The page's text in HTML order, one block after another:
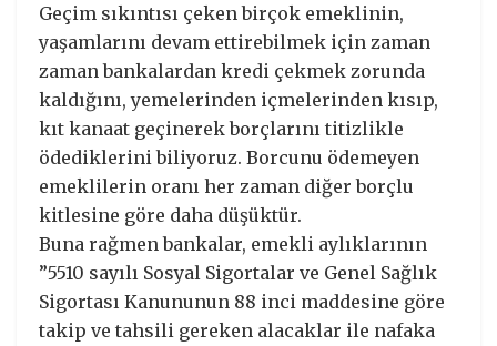
Geçim sıkıntısı çeken birçok emeklinin,
yaşamlarını devam ettirebilmek için zaman
zaman bankalardan kredi çekmek zorunda
kaldığını, yemelerinden içmelerinden kısıp,
kıt kanaat geçinerek borçlarını titizlikle
ödediklerini biliyoruz. Borcunu ödemeyen
emeklilerin oranı her zaman diğer borçlu
kitlesine göre daha düşüktür.
Buna rağmen bankalar, emekli aylıklarının
”5510 sayılı Sosyal Sigortalar ve Genel Sağlık
Sigortası Kanununun 88 inci maddesine göre
takip ve tahsili gereken alacaklar ile nafaka